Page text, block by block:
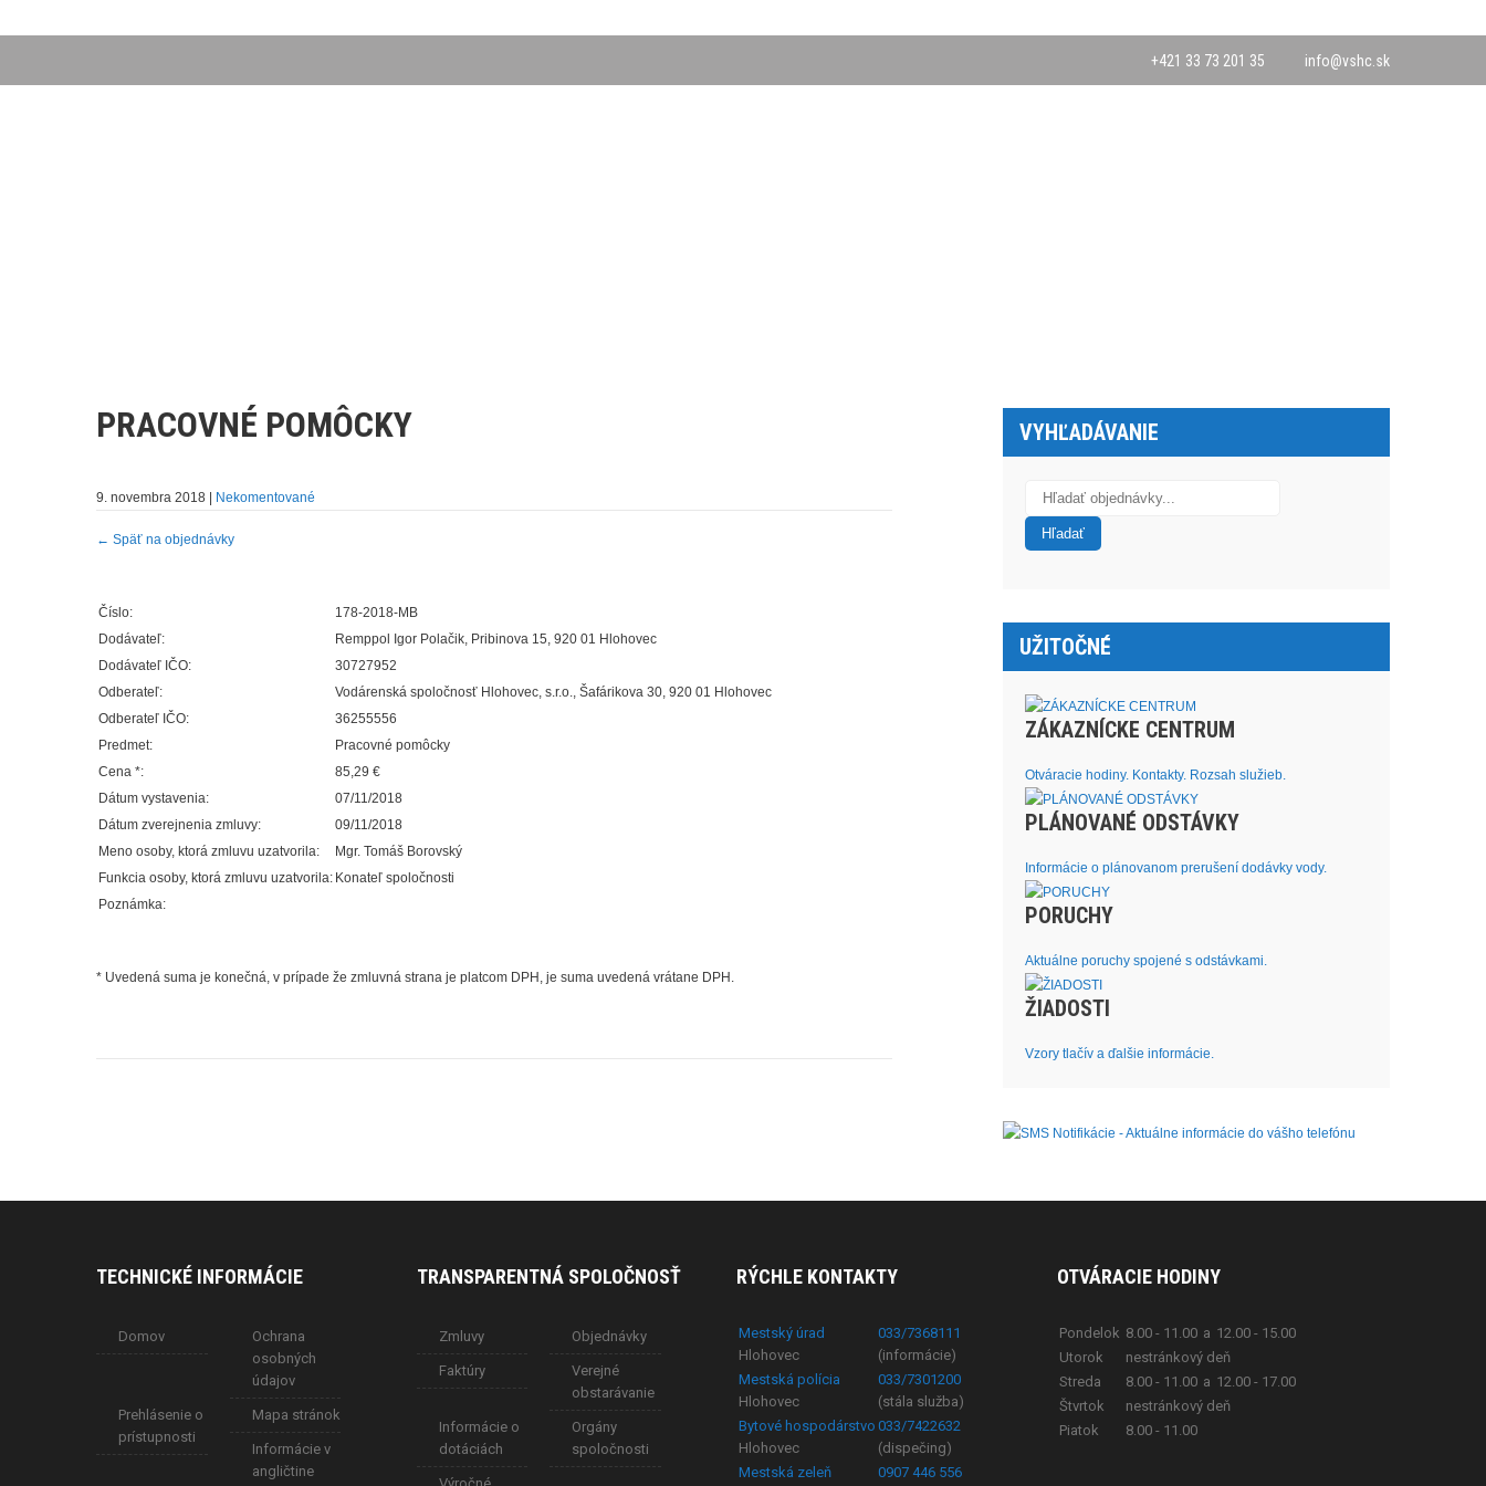
+421 33 73 201 35 info@vshc.sk
PRACOVNÉ POMÔCKY
9. novembra 2018 Nekomentované
← Späť na objednávky
Číslo:
178-2018-MB
Dodávateľ:
Remppol Igor Polačik, Pribinova 15, 920 01 Hlohovec
Dodávateľ IČO:
30727952
Odberateľ:
Vodárenská spoločnosť Hlohovec, s.r.o., Šafárikova 30, 920 01 Hlohovec
Odberateľ IČO:
36255556
Predmet:
Pracovné pomôcky
Cena *:
85,29 €
Dátum vystavenia:
07/11/2018
Dátum zverejnenia zmluvy:
09/11/2018
Meno osoby, ktorá zmluvu uzatvorila:
Mgr. Tomáš Borovský
Funkcia osoby, ktorá zmluvu uzatvorila: Konateľ spoločnosti
Poznámka:
* Uvedená suma je konečná, v prípade že zmluvná strana je platcom DPH, je suma uvedená vrátane DPH.
VYHĽADÁVANIE
UŽITOČNÉ
ZÁKAZNÍCKE CENTRUM
Otváracie hodiny. Kontakty. Rozsah služieb.
PLÁNOVANÉ ODSTÁVKY
Informácie o plánovanom prerušení dodávky vody.
PORUCHY
Aktuálne poruchy spojené s odstávkami.
ŽIADOSTI
Vzory tlačív a ďalšie informácie.
TECHNICKÉ INFORMÁCIE
Domov
Ochrana
osobných
údajov
Prehlásenie o
prístupnosti
Mapa stránok
Informácie v
angličtine
TRANSPARENTNÁ SPOLOČNOSŤ
Zmluvy Objednávky
Faktúry
Verejné
obstarávanie
Informácie o
dotáciách
Orgány
spoločnosti
RÝCHLE KONTAKTY
Mestský úrad
Hlohovec
033/7368111
(informácie)
Mestská polícia
Hlohovec
033/7301200
(stála služba)
Bytové hospodárstvo
Hlohovec
033/7422632
(dispečing)
Mestská zeleň
0907 446 556
OTVÁRACIE HODINY
Pondelok 8.00 - 11.00 a 12.00 - 15.00
Utorok
nestránkový deň
Streda
8.00 - 11.00 a 12.00 - 17.00
Štvrtok
nestránkový deň
Piatok
8.00 - 11.00